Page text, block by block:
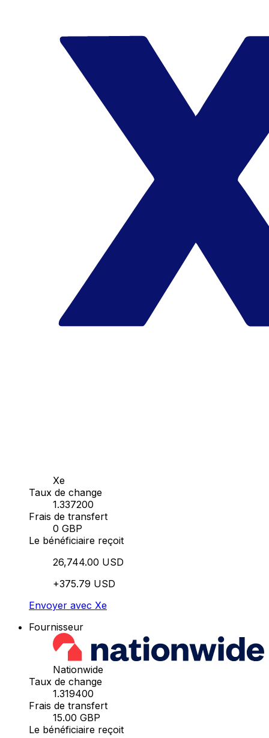
Xe
Taux de change
1.337200
Frais de transfert
0 GBP
Le bénéficiaire reçoit
26,744.00 USD
+375.79 USD
Envoyer avec Xe
Fournisseur
Nationwide
Taux de change
1.319400
Frais de transfert
15.00 GBP
Le bénéficiaire reçoit